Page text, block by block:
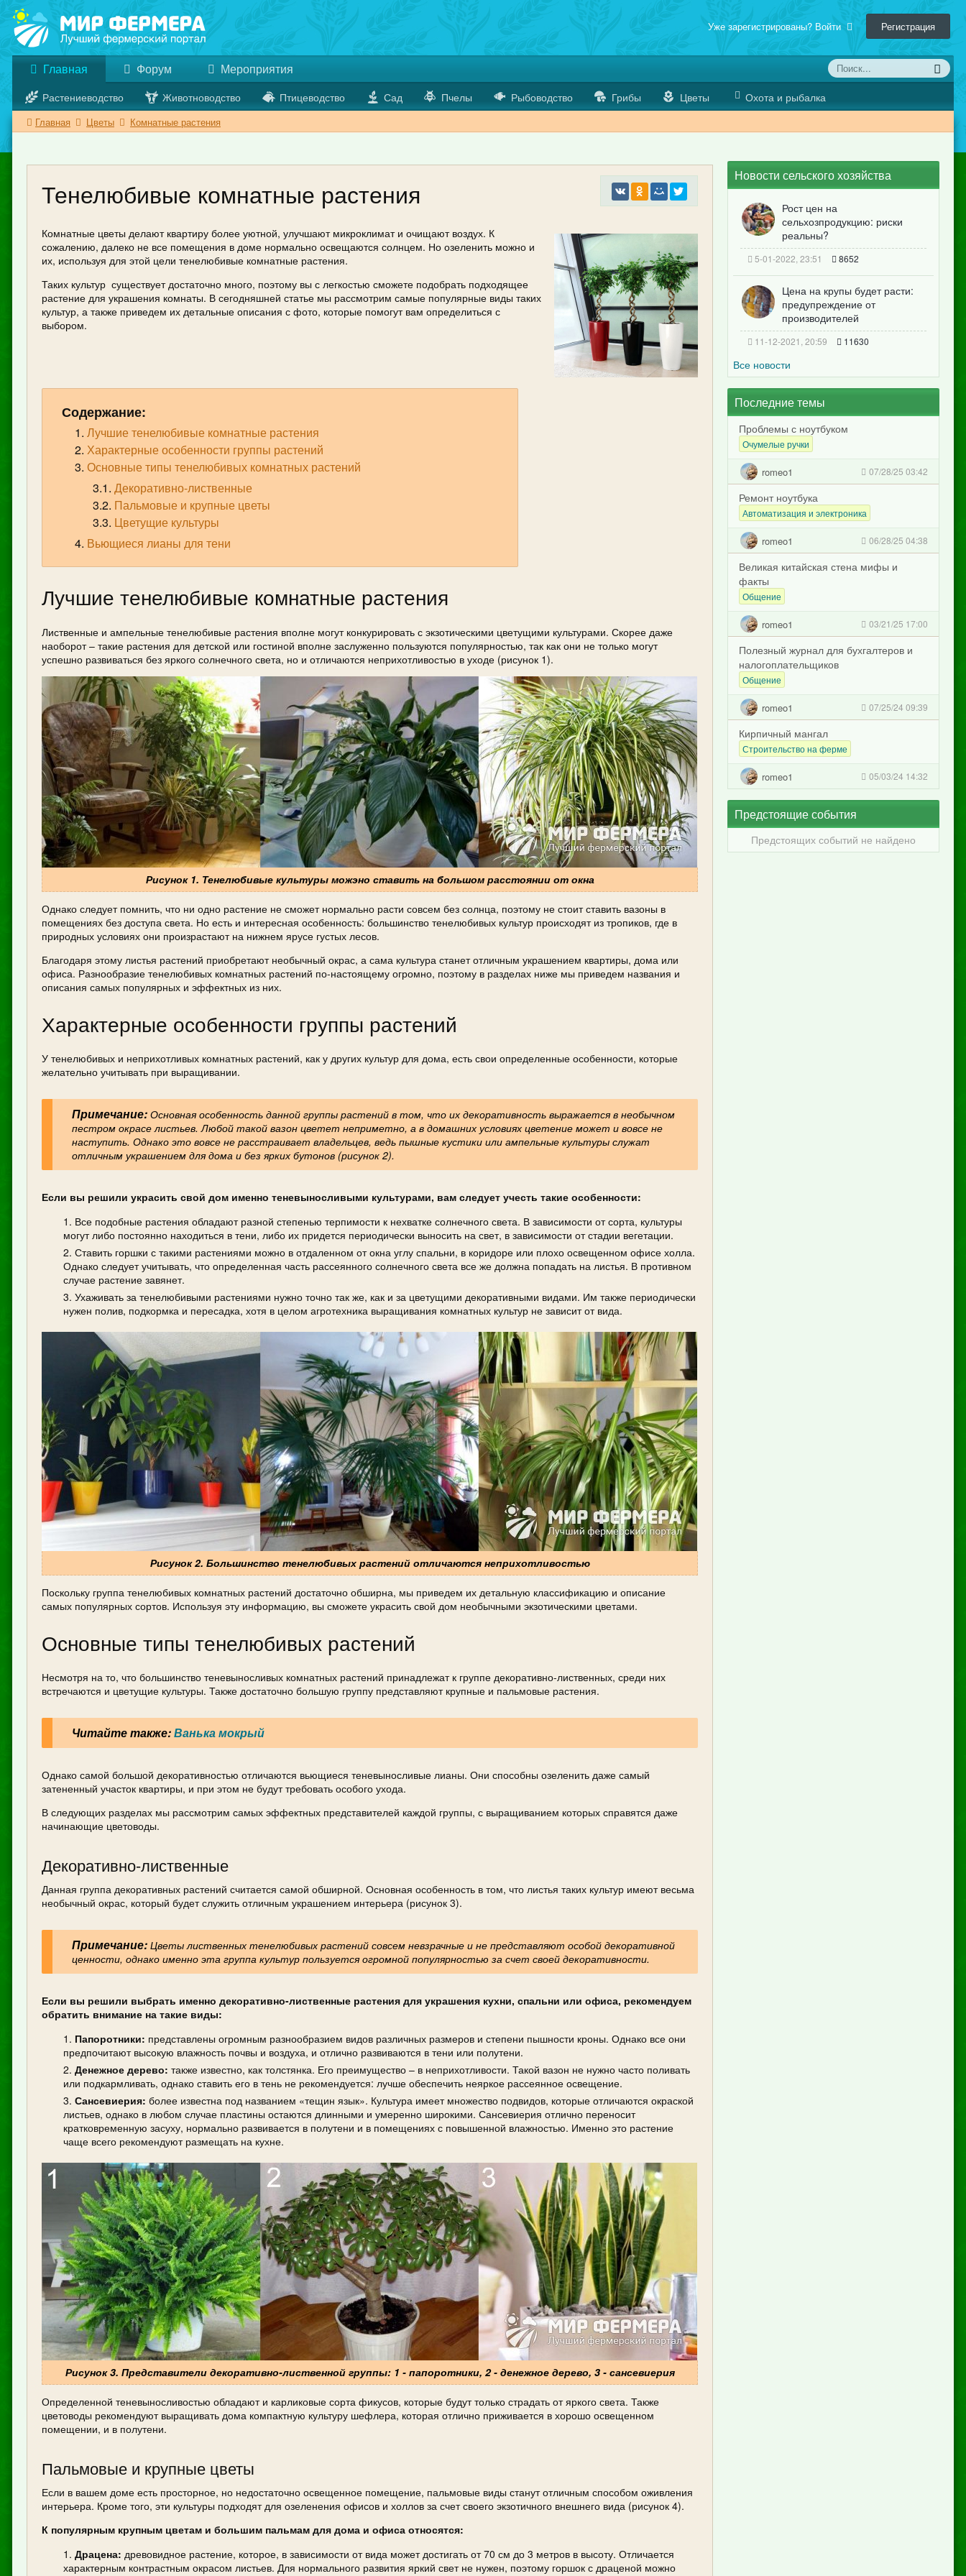
Уже зарегистрированы? Войти Регистрация
Главная
Растениеводство Животноводство Птицеводство Сад Пчелы Рыбоводство Грибы Цветы Охота и рыбалка
Форум Мероприятия
Главная Цветы Комнатные растения
Тенелюбивые комнатные растения
Комнатные цветы делают квартиру более уютной, улучшают микроклимат и очищают воздух. К
сожалению, далеко не все помещения в доме нормально освещаются солнцем. Но озеленить можно и
их, используя для этой цели тенелюбивые комнатные растения.
Таких культур существует достаточно много, поэтому вы с легкостью сможете подобрать подходящее
растение для украшения комнаты. В сегодняшней статье мы рассмотрим самые популярные виды таких
культур, а также приведем их детальные описания с фото, которые помогут вам определиться с
выбором.
Содержание:
Лучшие тенелюбивые комнатные растения
Характерные особенности группы растений
Основные типы тенелюбивых комнатных растений
Декоративно-лиственные
Пальмовые и крупные цветы
Цветущие культуры
Вьющиеся лианы для тени
Лучшие тенелюбивые комнатные растения
Лиственные и ампельные тенелюбивые растения вполне могут конкурировать с экзотическими цветущими культурами. Скорее даже
наоборот – такие растения для детской или гостиной вполне заслуженно пользуются популярностью, так как они не только могут
успешно развиваться без яркого солнечного света, но и отличаются неприхотливостью в уходе (рисунок 1).
Рисунок 1. Тенелюбивые культуры можэно ставить на большом расстоянии от окна
Однако следует помнить, что ни одно растение не сможет нормально расти совсем без солнца, поэтому не стоит ставить вазоны в
помещениях без доступа света. Но есть и интересная особенность: большинство тенелюбивых культур происходят из тропиков, где в
природных условиях они произрастают на нижнем ярусе густых лесов.
Благодаря этому листья растений приобретают необычный окрас, а сама культура станет отличным украшением квартиры, дома или
офиса. Разнообразие тенелюбивых комнатных растений по-настоящему огромно, поэтому в разделах ниже мы приведем названия и
описания самых популярных и эффектных из них.
Характерные особенности группы растений
У тенелюбивых и неприхотливых комнатных растений, как у других культур для дома, есть свои определенные особенности, которые
желательно учитывать при выращивании.
Примечание: Основная особенность данной группы растений в том, что их декоративность выражается в необычном
пестром окрасе листьев. Любой такой вазон цветет неприметно, а в домашних условиях цветение может и вовсе не
наступить. Однако это вовсе не расстраивает владельцев, ведь пышные кустики или ампельные культуры служат
отличным украшением для дома и без ярких бутонов (рисунок 2).
Если вы решили украсить свой дом именно теневыносливыми культурами, вам следует учесть такие особенности:
Все подобные растения обладают разной степенью терпимости к нехватке солнечного света. В зависимости от сорта, культуры
могут либо постоянно находиться в тени, либо их придется периодически выносить на свет, в зависимости от стадии вегетации.
Ставить горшки с такими растениями можно в отдаленном от окна углу спальни, в коридоре или плохо освещенном офисе холла.
Однако следует учитывать, что определенная часть рассеянного солнечного света все же должна попадать на листья. В противном
случае растение завянет.
Ухаживать за тенелюбивыми растениями нужно точно так же, как и за цветущими декоративными видами. Им также периодически
нужен полив, подкормка и пересадка, хотя в целом агротехника выращивания комнатных культур не зависит от вида.
Рисунок 2. Большинство тенелюбивых растений отличаются неприхотливостью
Поскольку группа тенелюбивых комнатных растений достаточно обширна, мы приведем их детальную классификацию и описание
самых популярных сортов. Используя эту информацию, вы сможете украсить свой дом необычными экзотическими цветами.
Основные типы тенелюбивых растений
Несмотря на то, что большинство теневыносливых комнатных растений принадлежат к группе декоративно-лиственных, среди них
встречаются и цветущие культуры. Также достаточно большую группу представляют крупные и пальмовые растения.
Читайте также:Ванька мокрый
Однако самой большой декоративностью отличаются вьющиеся теневыносливые лианы. Они способны озеленить даже самый
затененный участок квартиры, и при этом не будут требовать особого ухода.
В следующих разделах мы рассмотрим самых эффектных представителей каждой группы, с выращиванием которых справятся даже
начинающие цветоводы.
Декоративно-лиственные
Данная группа декоративных растений считается самой обширной. Основная особенность в том, что листья таких культур имеют весьма
необычный окрас, который будет служить отличным украшением интерьера (рисунок 3).
Примечание: Цветы лиственных тенелюбивых растений совсем невзрачные и не представляют особой декоративной
ценности, однако именно эта группа культур пользуется огромной популярностью за счет своей декоративности.
Если вы решили выбрать именно декоративно-лиственные растения для украшения кухни, спальни или офиса, рекомендуем
обратить внимание на такие виды:
Папоротники: представлены огромным разнообразием видов различных размеров и степени пышности кроны. Однако все они
предпочитают высокую влажность почвы и воздуха, и отлично развиваются в тени или полутени.
Денежное дерево: также известно, как толстянка. Его преимущество – в неприхотливости. Такой вазон не нужно часто поливать
или подкармливать, однако ставить его в тень не рекомендуется: лучше обеспечить неяркое рассеянное освещение.
Сансевиерия: более известна под названием «тещин язык». Культура имеет множество подвидов, которые отличаются окраской
листьев, однако в любом случае пластины остаются длинными и умеренно широкими. Сансевиерия отлично переносит
кратковременную засуху, нормально развивается в полутени и в помещениях с повышенной влажностью. Именно это растение
чаще всего рекомендуют размещать на кухне.
Рисунок 3. Представители декоративно-лиственной группы: 1 - папоротники, 2 - денежное дерево, 3 - сансевиерия
Определенной теневыносливостью обладают и карликовые сорта фикусов, которые будут только страдать от яркого света. Также
цветоводы рекомендуют выращивать дома компактную культуру шефлера, которая отлично приживается в хорошо освещенном
помещении, и в полутени.
Пальмовые и крупные цветы
Если в вашем доме есть просторное, но недостаточно освещенное помещение, пальмовые виды станут отличным способом оживления
интерьера. Кроме того, эти культуры подходят для озеленения офисов и холлов за счет своего экзотичного внешнего вида (рисунок 4).
К популярным крупным цветам и большим пальмам для дома и офиса относятся:
Драцена: древовидное растение, которое, в зависимости от вида может достигать от 70 см до 3 метров в высоту. Отличается
характерным контрастным окрасом листьев. Для нормального развития яркий свет не нужен, поэтому горшок с драценой можно
Новости сельского хозяйства
Рост цен на
сельхозпродукцию: риски
реальны?
5-01-2022, 23:51 8652
Цена на крупы будет расти:
предупреждение от
производителей
11-12-2021, 20:59 11630
Все новости
Последние темы
Проблемы с ноутбуком
Очумелые ручки
romeo1 07/28/25 03:42
Ремонт ноутбука
Автоматизация и электроника
romeo1 06/28/25 04:38
Великая китайская стена мифы и
факты
Общение
romeo1 03/21/25 17:00
Полезный журнал для бухгалтеров и
налогоплательщиков
Общение
romeo1 07/25/24 09:39
Кирпичный мангал
Строительство на ферме
romeo1 05/03/24 14:32
Предстоящие события
Предстоящих событий не найдено